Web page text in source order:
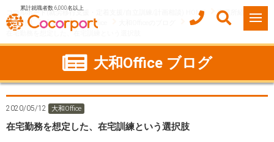
累計就職者数 6,000名以上
ココルポート(就労移行支援・定着支援/自立訓練/計画相談) HOME
事業所紹介
神奈川県
大和市 大和Office
在宅勤務を想定した、在宅訓練という選択肢
大和Office ブログ
2020/05/12 大和Office
在宅勤務を想定した、在宅訓練という選択肢